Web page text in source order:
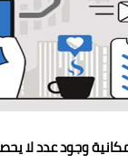
وجود عدد